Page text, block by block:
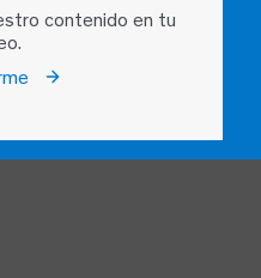
contenido en tu